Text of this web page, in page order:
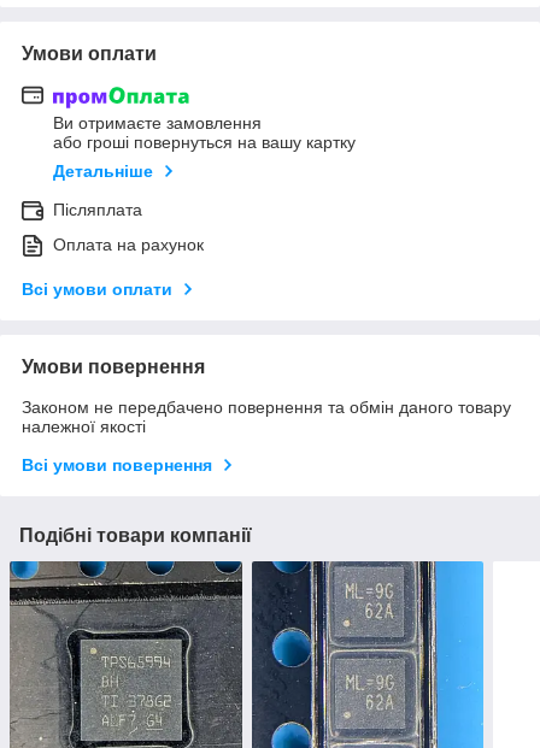
Умови оплати
Ви отримаєте замовлення
або гроші повернуться на вашу картку
Детальніше
Післяплата
Оплата на рахунок
Всі умови оплати
Умови повернення
Законом не передбачено повернення та обмін даного товару
належної якості
Всі умови повернення
Подібні товари компанії